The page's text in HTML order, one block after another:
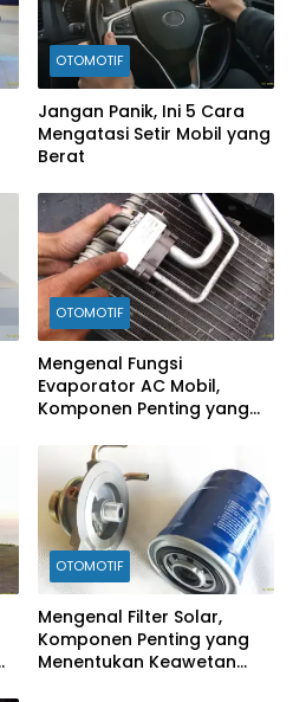
OTOMOTIF
Jangan Panik, Ini 5 Cara
Mengatasi Setir Mobil yang
Berat
OTOMOTIF
Mengenal Fungsi
Evaporator AC Mobil,
Komponen Penting yang
OTOMOTIF
Mengenal Filter Solar,
Komponen Penting yang
Menentukan Keawetan